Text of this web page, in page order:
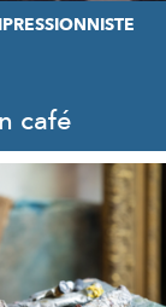
café